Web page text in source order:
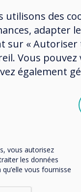
utilisons des
adapter
sur « Autoriser
Vous
également
de nos produits et
de
communications à
de confidentialité
désabonnement,
notre engagement
la vie privée.
vous autorisez
les données
vous fournisse